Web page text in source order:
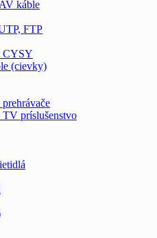
káble
FTP
CYSY
(cievky)
TV príslušenstvo